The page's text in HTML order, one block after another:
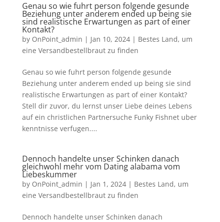
Genau so wie fuhrt person folgende gesunde
Beziehung unter anderem ended up being sie
sind realistische Erwartungen as part of einer
Kontakt?
by OnPoint_admin | Jan 10, 2024| Bestes Land, um
eine Versandbestellbraut zu finden
Genau so wie fuhrt person folgende gesunde
Beziehung unter anderem ended up being sie sind
realistische Erwartungen as part of einer Kontakt?
Stell dir zuvor, du lernst unser Liebe deines Lebens
auf ein christlichen Partnersuche Funky Fishnet uber
kenntnisse verfugen....
Dennoch handelte unser Schinken danach
gleichwohl mehr vom Dating alabama vom
Liebeskummer
by OnPoint_admin | Jan 1, 2024| Bestes Land, um
eine Versandbestellbraut zu finden
Dennoch handelte unser Schinken danach